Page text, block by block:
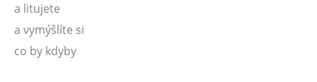
a litujete
a vymýšlíte si
co by kdyby